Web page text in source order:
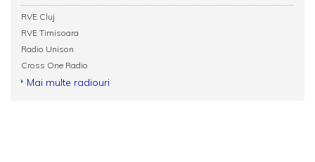
RVE Cluj
RVE Timisoara
Radio Unison
Cross One Radio
Mai multe radiouri